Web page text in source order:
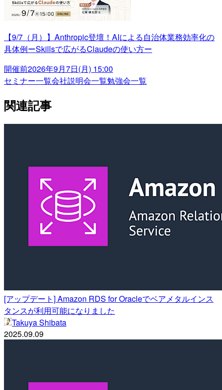
【9/7（月）】Anthropic登壇！AIによる自治体業務効率化の
具体例ーSkillsで広がるClaudeの使い方ー
開催前2026年9月7日(月) 15:00
セミナー一覧会社説明会一覧勉強会一覧
関連記事
[アップデート] Amazon RDS for Oracleでベアメタルインス
タンスが利用可能になりました
Takuya Shibata
2025.09.09